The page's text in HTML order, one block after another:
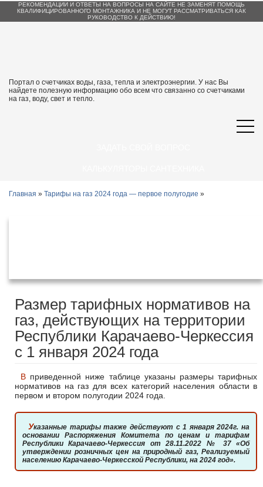
РЕКОМЕНДАЦИИ И ОТВЕТЫ НА ВОПРОСЫ НА САЙТЕ НЕ ЗАМЕНЯТ ПОМОЩЬ
КВАЛИФИЦИРОВАННОГО МОНТАЖНИКА И НЕ МОГУТ РАССМАТРИВАТЬСЯ КАК
РУКОВОДСТВО К ДЕЙСТВИЮ!
Портал о счетчиках воды, газа, тепла и электроэнергии. У нас Вы
найдете полезную информацию обо всем что связанно со счетчиками
на газ, воду, свет и тепло.
Главная » Тарифы на газ 2024 года — первое полугодие »
Размер тарифных нормативов на
газ, действующих на территории
Республики Карачаево-Черкессия
с 1 января 2024 года
В приведенной ниже таблице указаны размеры тарифных
нормативов на газ для всех категорий населения области в
первом и втором полугодии 2024 года.
Указанные тарифы также действуют с 1 января 2024г. на
основании Распоряжения Комитета по ценам и тарифам
Республики Карачаево-Черкессия от 28.11.2022 № 37 «Об
утверждении розничных цен на природный газ, Реализуемый
населению Карачаево-Черкесской Республики, на 2024 год».